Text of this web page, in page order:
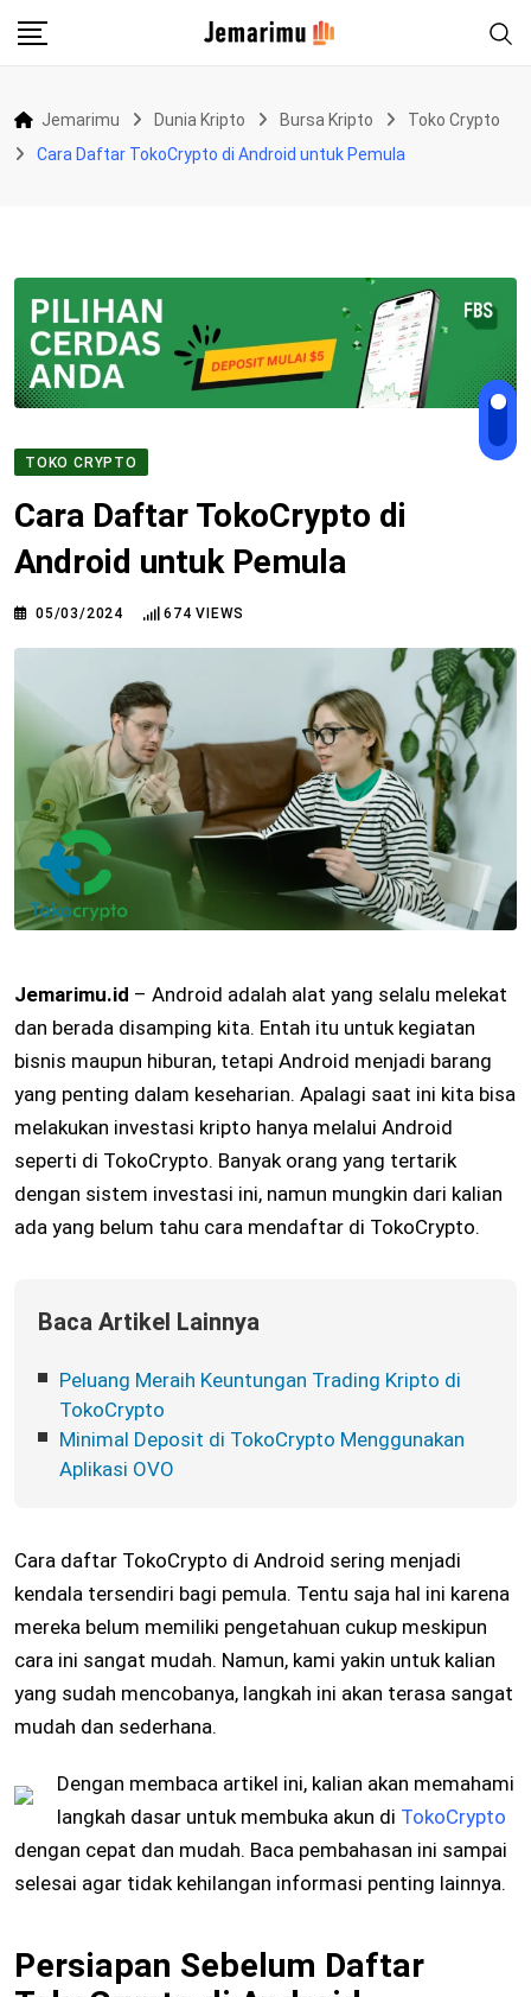
Skip
to
Jemarimu Dunia Kripto Bursa Kripto
Toko Crypto
Cara Daftar TokoCrypto di Android untuk Pemula
TOKO CRYPTO
Cara Daftar TokoCrypto di
Android untuk Pemula
05/03/2024 674 VIEWS
Jemarimu.id – Android adalah alat yang selalu melekat
dan berada disamping kita. Entah itu untuk kegiatan
bisnis maupun hiburan, tetapi Android menjadi barang
yang penting dalam keseharian. Apalagi saat ini kita bisa
melakukan investasi kripto hanya melalui Android
seperti di TokoCrypto. Banyak orang yang tertarik
dengan sistem investasi ini, namun mungkin dari kalian
ada yang belum tahu cara mendaftar di TokoCrypto.
Baca Artikel Lainnya
Peluang Meraih Keuntungan Trading Kripto di
TokoCrypto
Minimal Deposit di TokoCrypto Menggunakan
Aplikasi OVO
Cara daftar TokoCrypto di Android sering menjadi
kendala tersendiri bagi pemula. Tentu saja hal ini karena
mereka belum memiliki pengetahuan cukup meskipun
cara ini sangat mudah. Namun, kami yakin untuk kalian
yang sudah mencobanya, langkah ini akan terasa sangat
mudah dan sederhana.
Dengan membaca artikel ini, kalian akan memahami
langkah dasar untuk membuka akun di TokoCrypto
dengan cepat dan mudah. Baca pembahasan ini sampai
selesai agar tidak kehilangan informasi penting lainnya.
Persiapan Sebelum Daftar